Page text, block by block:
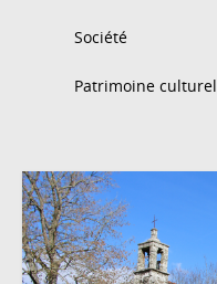
Société
Patrimoine culturel